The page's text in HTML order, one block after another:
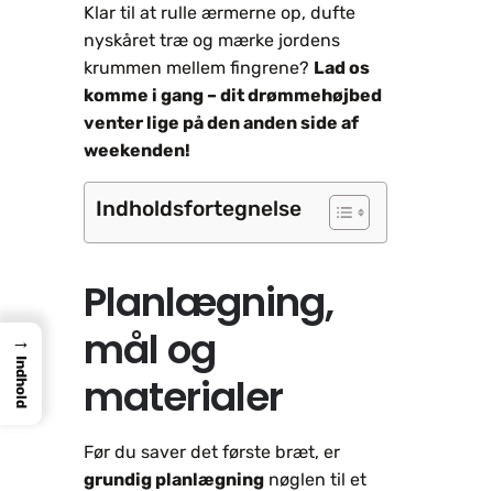
Klar til at rulle ærmerne op, dufte
nyskåret træ og mærke jordens
krummen mellem fingrene? Lad os
komme i gang – dit drømmehøjbed
venter lige på den anden side af
weekenden!
Indholdsfortegnelse
Planlægning,
mål og
materialer
Før du saver det første bræt, er
grundig planlægning nøglen til et
→
Indhold